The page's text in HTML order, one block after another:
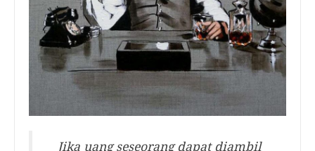
Jika uang seseorang dapat diambil